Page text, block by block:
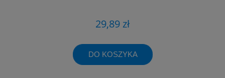
29,89 zł
DO KOSZYKA